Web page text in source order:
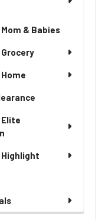
& Babies
Grocery
Elite
Highlight